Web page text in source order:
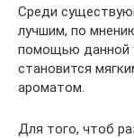
Среди
лучшим, по
помощью данной
становится
ароматом.
Для того, чтоб